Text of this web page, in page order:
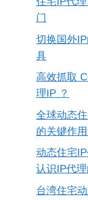
门
切换国外
具
高效抓取
理IP ？
全球动态
的关键作
动态住宅
认识IP代
台湾住宅